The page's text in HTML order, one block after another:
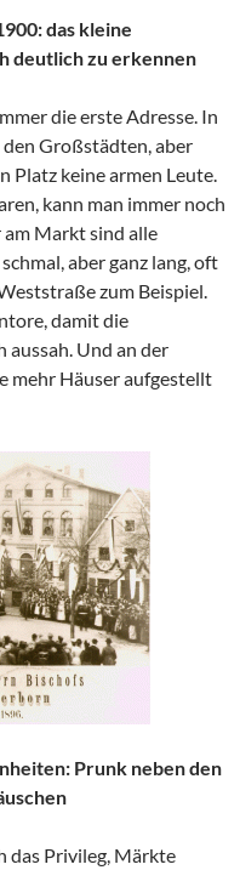
das kleine
deutlich zu erkennen
die erste Adresse. In
den Großstädten, aber
Platz keine armen Leute.
kann man immer noch
Markt sind alle
aber ganz lang, oft
zum Beispiel.
damit die
Und an der
mehr Häuser aufgestellt
Prunk neben den
das Privileg, Märkte